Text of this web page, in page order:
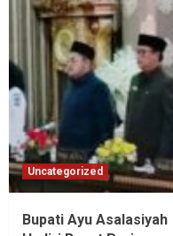
Uncategorized
Bupati Ayu Asalasiyah